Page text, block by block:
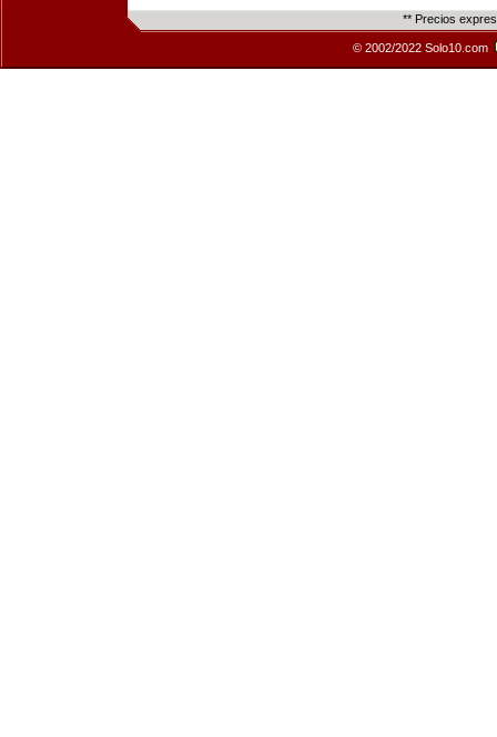
** Precios
© 2002/2022 Solo10.com